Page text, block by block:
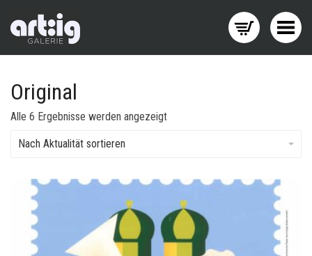
Menü wechseln
Original
Alle 6 Ergebnisse werden angezeigtNach
Nach Aktualität sortieren